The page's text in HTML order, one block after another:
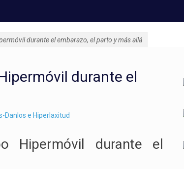
durante el embarazo, el parto y más allá
durante el
Danlos e Hiperlaxitud
Hipermóvil durante el